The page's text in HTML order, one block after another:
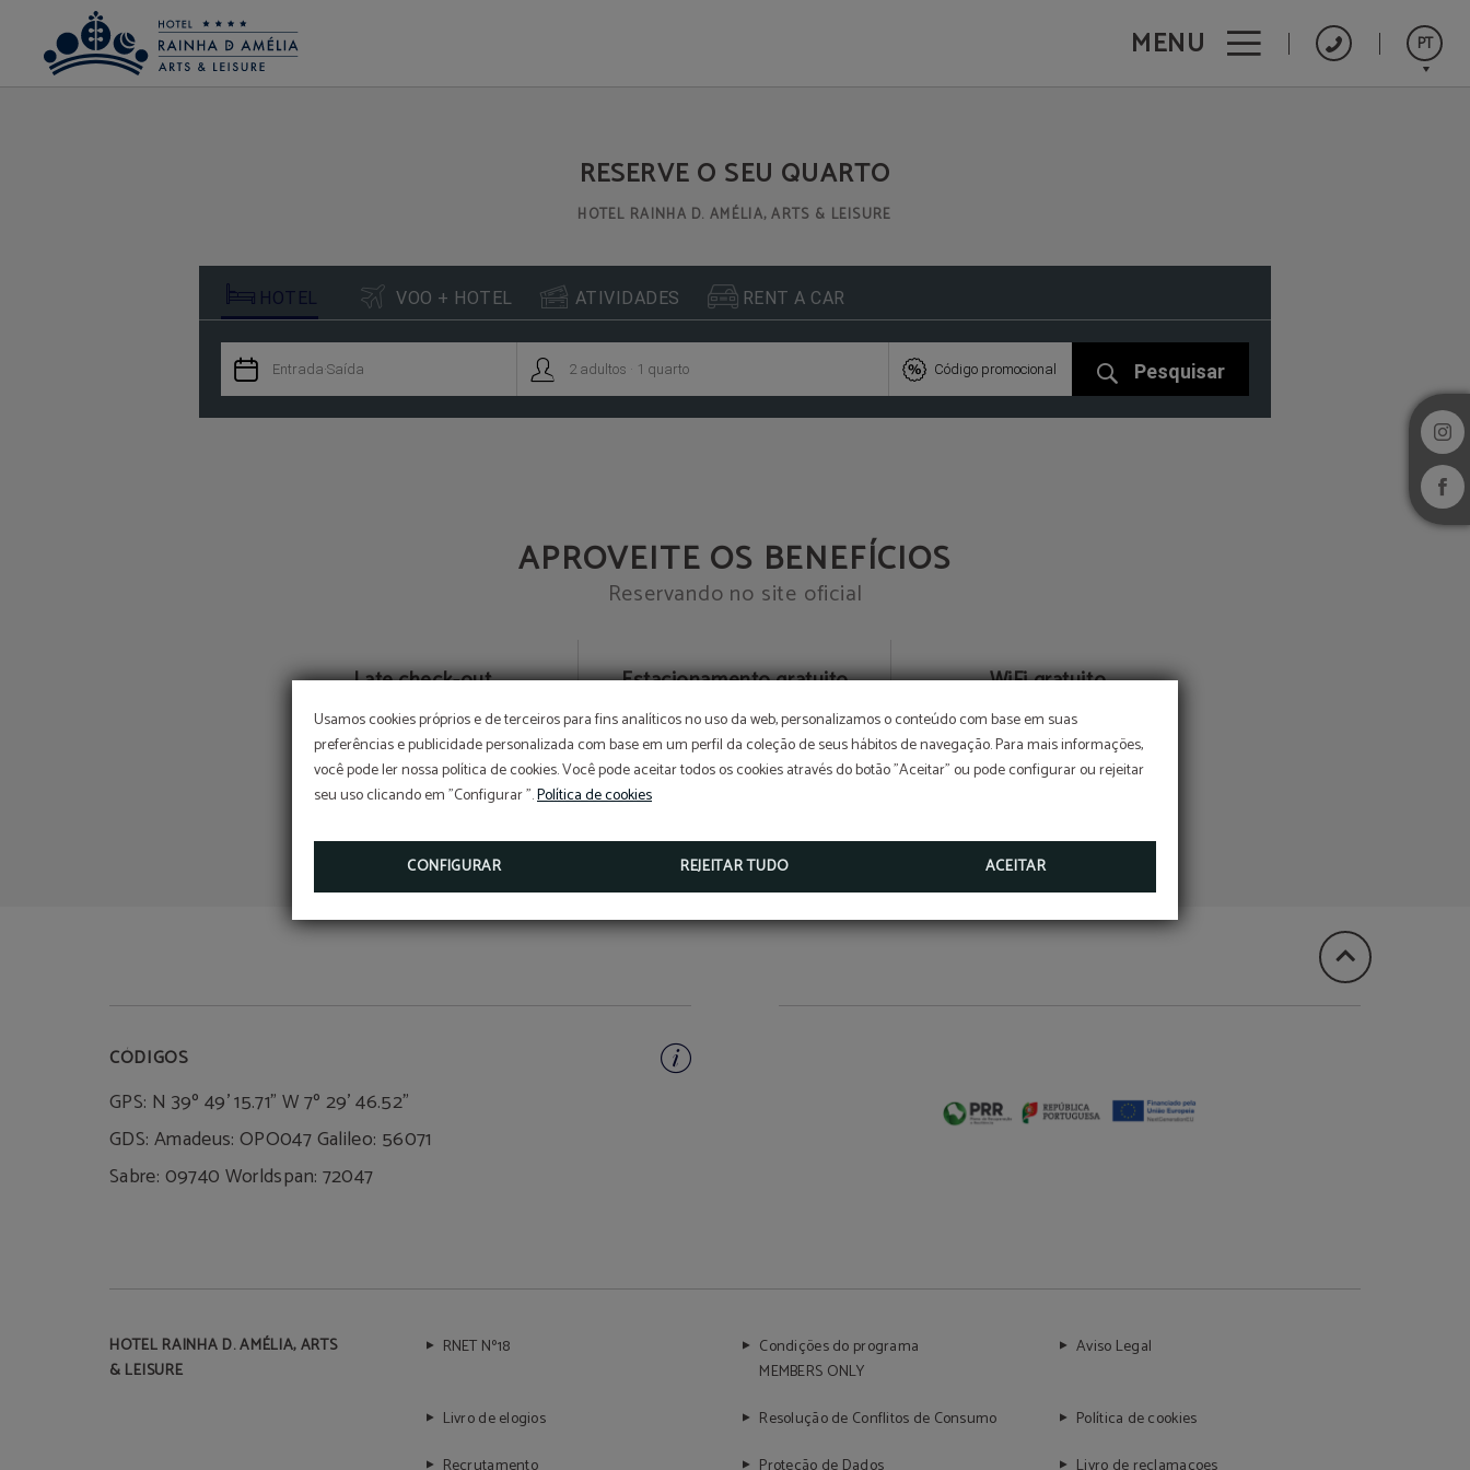
Usamos cookies próprios e de terceiros para fins analíticos no uso da web, personalizamos o conteúdo com base em suas
preferências e publicidade personalizada com base em um perfil da coleção de seus hábitos de navegação. Para mais informações,
você pode ler nossa política de cookies. Você pode aceitar todos os cookies através do botão "Aceitar" ou pode configurar ou rejeitar
seu uso clicando em "Configurar ".Política de cookies
CONFIGURAR REJEITAR TUDO ACEITAR
MENU PT
Reserva em Hotel Rainha D. Amélia, Arts & Leisure em Castelo Branco - Web oficial
RESERVE O SEU QUARTO
HOTEL RAINHA D. AMÉLIA, ARTS & LEISURE
 HOTEL  VOO + HOTEL  ATIVIDADES  RENT A CAR
 Entrada·Saída  2 adultos . 1 quarto  Código promocional  Pesquisar
APROVEITE OS BENEFÍCIOS
Reservando no site oficial
Late check-out
sujeito disponibilidade
Estacionamento gratuito
sujeito disponibilidade
WiFi gratuito
para os nossos clientes
CÓDIGOS
GPS: N 39º 49' 15.71" W 7º 29' 46.52"
GDS: Amadeus: OPO047 Galileo: 56071
Sabre: 09740 Worldspan: 72047
HOTEL RAINHA D. AMÉLIA, ARTS
& LEISURE
RNET Nº18
Condições do programa
MEMBERS ONLY
Aviso Legal
Livro de elogios Resolução de Conflitos de Consumo
Política de cookies